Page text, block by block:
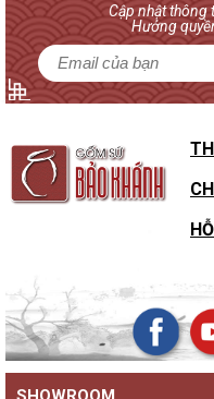
Cập nhật thông
Hưởng